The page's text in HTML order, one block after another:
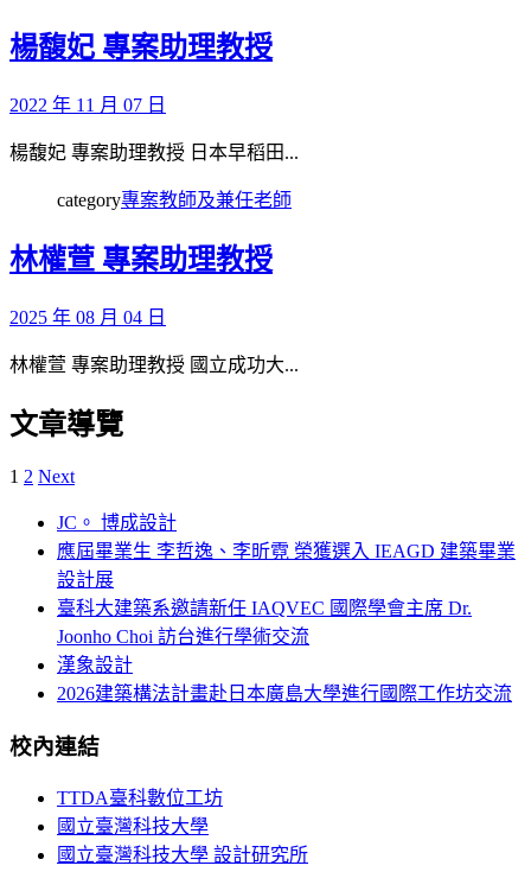
楊馥妃 專案助理教授
2022 年 11 月 07 日
楊馥妃 專案助理教授 日本早稻田...
category專案教師及兼任老師
林權萱 專案助理教授
2025 年 08 月 04 日
林權萱 專案助理教授 國立成功大...
文章導覽
1 2 Next
JC。 博成設計
應屆畢業生 李哲逸、李昕霓 榮獲選入 IEAGD 建築畢業
設計展
臺科大建築系邀請新任 IAQVEC 國際學會主席 Dr.
Joonho Choi 訪台進行學術交流
漢象設計
2026建築構法計畫赴日本廣島大學進行國際工作坊交流
校內連結
TTDA臺科數位工坊
國立臺灣科技大學
國立臺灣科技大學 設計研究所